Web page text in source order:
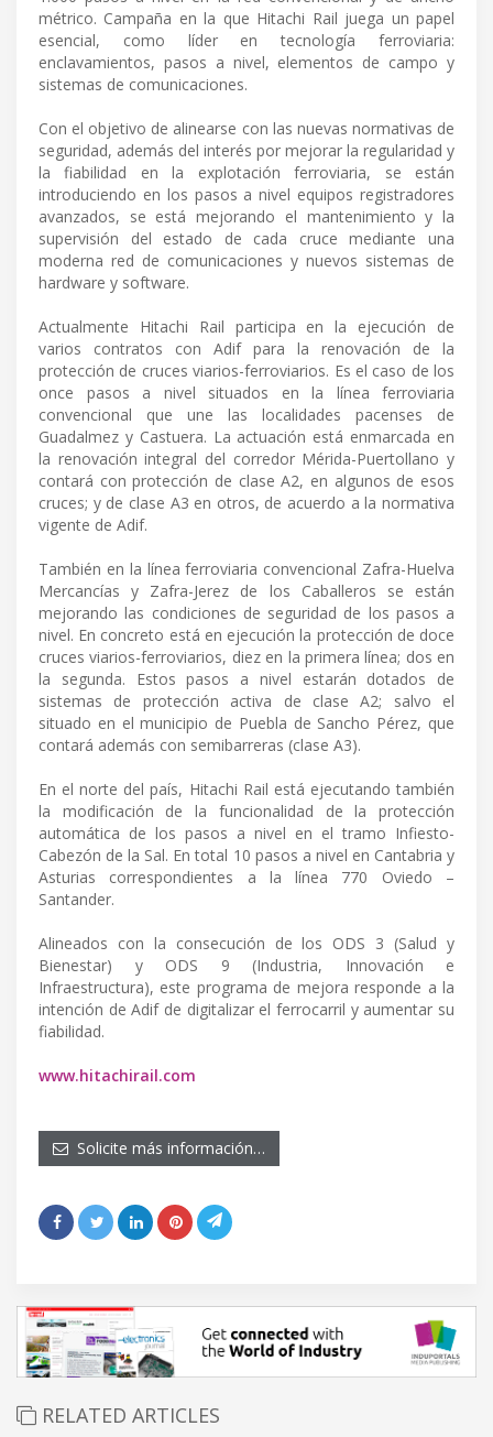
métrico. Campaña en la que Hitachi Rail juega un papel
esencial, como líder en tecnología ferroviaria:
enclavamientos, pasos a nivel, elementos de campo y
sistemas de comunicaciones.
Con el objetivo de alinearse con las nuevas normativas de
seguridad, además del interés por mejorar la regularidad y
la fiabilidad en la explotación ferroviaria, se están
introduciendo en los pasos a nivel equipos registradores
avanzados, se está mejorando el mantenimiento y la
supervisión del estado de cada cruce mediante una
moderna red de comunicaciones y nuevos sistemas de
hardware y software.
Actualmente Hitachi Rail participa en la ejecución de
varios contratos con Adif para la renovación de la
protección de cruces viarios-ferroviarios. Es el caso de los
once pasos a nivel situados en la línea ferroviaria
convencional que une las localidades pacenses de
Guadalmez y Castuera. La actuación está enmarcada en
la renovación integral del corredor Mérida-Puertollano y
contará con protección de clase A2, en algunos de esos
cruces; y de clase A3 en otros, de acuerdo a la normativa
vigente de Adif.
También en la línea ferroviaria convencional Zafra-Huelva
Mercancías y Zafra-Jerez de los Caballeros se están
mejorando las condiciones de seguridad de los pasos a
nivel. En concreto está en ejecución la protección de doce
cruces viarios-ferroviarios, diez en la primera línea; dos en
la segunda. Estos pasos a nivel estarán dotados de
sistemas de protección activa de clase A2; salvo el
situado en el municipio de Puebla de Sancho Pérez, que
contará además con semibarreras (clase A3).
En el norte del país, Hitachi Rail está ejecutando también
la modificación de la funcionalidad de la protección
automática de los pasos a nivel en el tramo Infiesto-
Cabezón de la Sal. En total 10 pasos a nivel en Cantabria y
Asturias correspondientes a la línea 770 Oviedo –
Santander.
Alineados con la consecución de los ODS 3 (Salud y
Bienestar) y ODS 9 (Industria, Innovación e
Infraestructura), este programa de mejora responde a la
intención de Adif de digitalizar el ferrocarril y aumentar su
fiabilidad.
www.hitachirail.com
Solicite más información…
RELATED ARTICLES